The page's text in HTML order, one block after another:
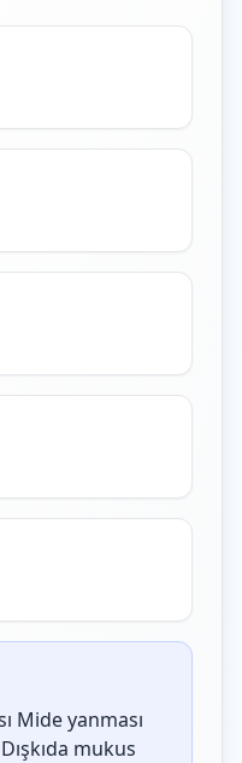
Mide yanması
mukus